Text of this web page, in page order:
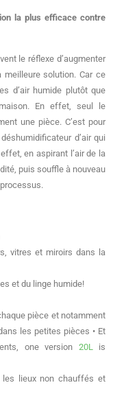
la plus efficace contre
le réflexe d’augmenter
meilleure solution.Car ce
d’air humide plutôt que
En effet, seul le
une pièce. C’est pour
d’air qui
effet, en aspirant l’air de la
puis souffle à nouveau
vitres et miroirs dans la
et du linge humide!
pièce et notamment
les petites pièces • Et
one version 20Lis
les lieux non chauffés et